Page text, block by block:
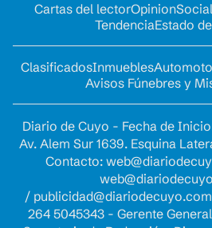
Cartas del lectorOpinion
TendenciaEstado
ClasificadosInmuebles
Avisos Fúnebres y
Diario de Cuyo - Fecha de
Av. Alem Sur 1639. Esquina
Contacto:
/
264 5045343 - Gerente